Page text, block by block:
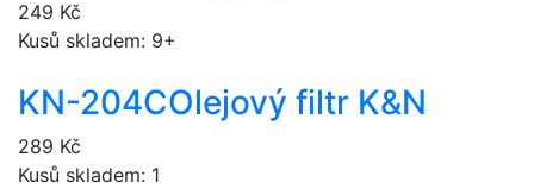
249 Kč
Kusů skladem: 9+
KN-204COlejový filtr K&N
289 Kč
Kusů skladem: 1